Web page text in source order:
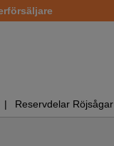
Reservdelar Röjsågar